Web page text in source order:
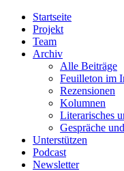
Startseite
Projekt
Team
Archiv
Alle Beiträge
Feuilleton im
Rezensionen
Kolumnen
Literarisches
Gespräche
Unterstützen
Podcast
Newsletter